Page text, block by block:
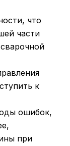
что
части
к
ошибок,
при